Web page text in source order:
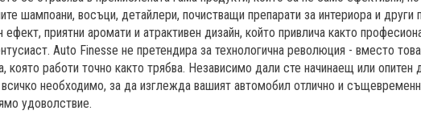
шампоани, восъци, детайлери, почистващи препарати за интериора и други
приятни аромати и атрактивен дизайн, който привлича както
Auto Finesse не претендира за технологична революция - вместо
която работи точно както трябва. Независимо дали сте начинаещ или
необходимо, за да изглежда вашият автомобил отлично и
удоволствие.